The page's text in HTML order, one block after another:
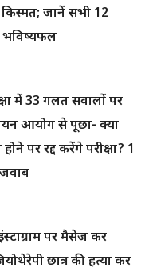
जानें सभी 12
भविष्यफल
में 33 गलत सवालों पर
आयोग से पूछा- क्या
पर रद्द करेंगे परीक्षा? 1
पर मैसेज कर
छात्र की हत्या कर